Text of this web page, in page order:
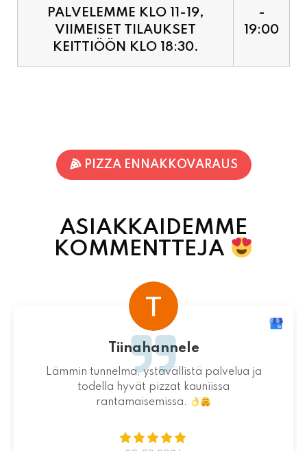
ASIAKKAIDEMME
Terhi Vornanen
Varmuudella Pohjois-Karjalan parhaat pizzat!
Itsessään paikka ei valitettavasti ole
mitenkään idyllinen.